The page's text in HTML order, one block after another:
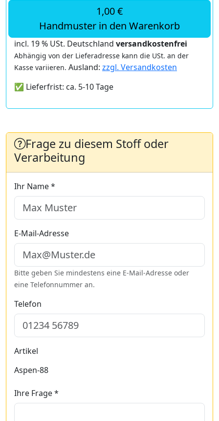
1,00 €
Handmuster in den Warenkorb
incl. 19 % USt. Deutschland versandkostenfrei
Abhängig von der Lieferadresse kann die USt. an der
Kasse variieren. Ausland: zzgl. Versandkosten
✅ Lieferfrist: ca. 5-10 Tage
Frage zu diesem Stoff oder
Verarbeitung
Ihr Name *
E-Mail-Adresse
Bitte geben Sie mindestens eine E-Mail-Adresse oder
eine Telefonnummer an.
Telefon
Artikel
Aspen-88
Ihre Frage *